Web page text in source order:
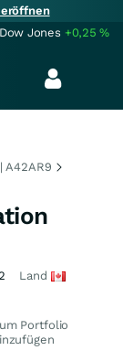
Dow Jones +0,25%
A42AR9
Land
Portfolio